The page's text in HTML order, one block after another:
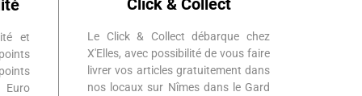
et
Euro
Click & Collect
Le Click & Collect débarque chez
X'Elles, avec possibilité de vous faire
livrer vos articles gratuitement dans
nos locaux sur Nîmes dans le Gard